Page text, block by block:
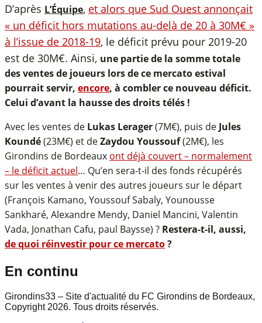
D’après L’Équipe, et alors que Sud Ouest annonçait
« un déficit hors mutations au-delà de 20 à 30M€ »
à l’issue de 2018-19, le déficit prévu pour 2019-20
est de 30M€. Ainsi, une partie de la somme totale
des ventes de joueurs lors de ce mercato estival
pourrait servir, encore, à combler ce nouveau déficit.
Celui d’avant la hausse des droits télés !
Avec les ventes de Lukas Lerager(7M€), puis de Jules
Koundé(23M€) et deZaydou Youssouf(2M€), les
Girondins de Bordeaux ont déjà couvert – normalement
– le déficit actuel… Qu’en sera-t-il des fonds récupérés
sur les ventes à venir des autres joueurs sur le départ
(François Kamano, Youssouf Sabaly, Younousse
Sankharé, Alexandre Mendy, Daniel Mancini, Valentin
Vada, Jonathan Cafu, paul Baysse) ? Restera-t-il, aussi,
de quoi réinvestir pour ce mercato?
En continu
Girondins33 – Site d'actualité du FC Girondins de Bordeaux,
Copyright 2026. Tous droits réservés.